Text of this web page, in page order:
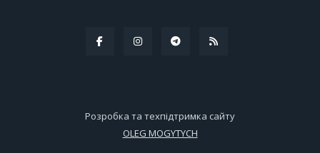
Розробка та техпідтримка сайту
OLEG MOGYTYCH